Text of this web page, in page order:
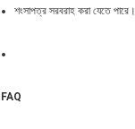
শংসাপত্র সরবরাহ করা যেতে পারে।
FAQ